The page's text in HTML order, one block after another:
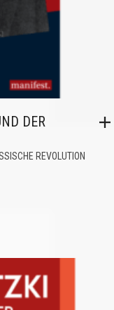
DER
REVOLUTION